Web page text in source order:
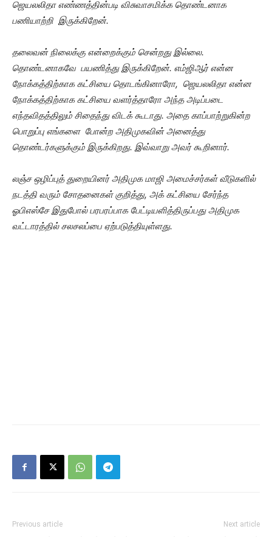
ஜெயலலிதா எண்ணத்தின்படி விசுவாசமிக்க தொண்டனாக
பணியாற்றி இருக்கிறேன்.
தலைவன் நிலைக்கு என்றைக்கும் சென்றது இல்லை.
தொண்டனாகவே பயணித்து இருக்கிறேன். எம்ஜிஆர் என்ன
நோக்கத்திற்காக கட்சியை தொடங்கினாரோ, ஜெயலலிதா என்ன
நோக்கத்திற்காக கட்சியை வளர்த்தாரோ அந்த அடிப்படை
எந்தவிதத்திலும் சிதைந்து விடக் கூடாது. அதை காப்பாற்றுகின்ற
பொறுப்பு எங்களை போன்ற அதிமுகவின் அனைத்து
தொண்டர்களுக்கும் இருக்கிறது. இவ்வாறு அவர் கூறினார்.
லஞ்ச ஒழிப்புத் துறையினர் அதிமுக மாஜி அமைச்சர்கள் வீடுகளில்
நடத்தி வரும் சோதனைகள் குறித்து, அக் கட்சியை சேர்ந்த
ஓபிஎஸ்சே இதுபோல் பரபரப்பாக பேட்டியளித்திருப்பது அதிமுக
வட்டாரத்தில் சலசலப்பை ஏற்படுத்தியுள்ளது.
Previous article Next article